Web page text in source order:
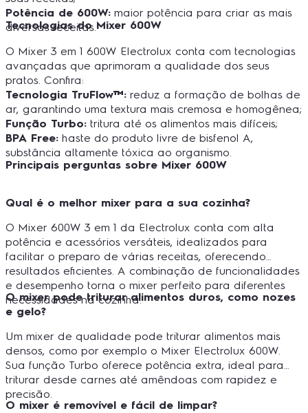
Potência de 600W: maior potência para criar as mais
diversas receitas.
Tecnologias do Mixer 600W
O Mixer 3 em 1 600W Electrolux conta com tecnologias
avançadas que aprimoram a qualidade dos seus
pratos. Confira:
Tecnologia TruFlow™: reduz a formação de bolhas de
ar, garantindo uma textura mais cremosa e homogênea;
Função Turbo: tritura até os alimentos mais difíceis;
BPA Free: haste do produto livre de bisfenol A,
substância altamente tóxica ao organismo.
Principais perguntas sobre Mixer 600W
Qual é o melhor mixer para a sua cozinha?
O Mixer 600W 3 em 1 da Electrolux conta com alta
potência e acessórios versáteis, idealizados para
facilitar o preparo de várias receitas, oferecendo
resultados eficientes. A combinação de funcionalidades
e desempenho torna o mixer perfeito para diferentes
necessidades na cozinha.
O mixer pode triturar alimentos duros, como nozes
e gelo?
Um mixer de qualidade pode triturar alimentos mais
densos, como por exemplo o Mixer Electrolux 600W.
Sua função Turbo oferece potência extra, ideal para
triturar desde carnes até amêndoas com rapidez e
precisão.
O mixer é removível e fácil de limpar?